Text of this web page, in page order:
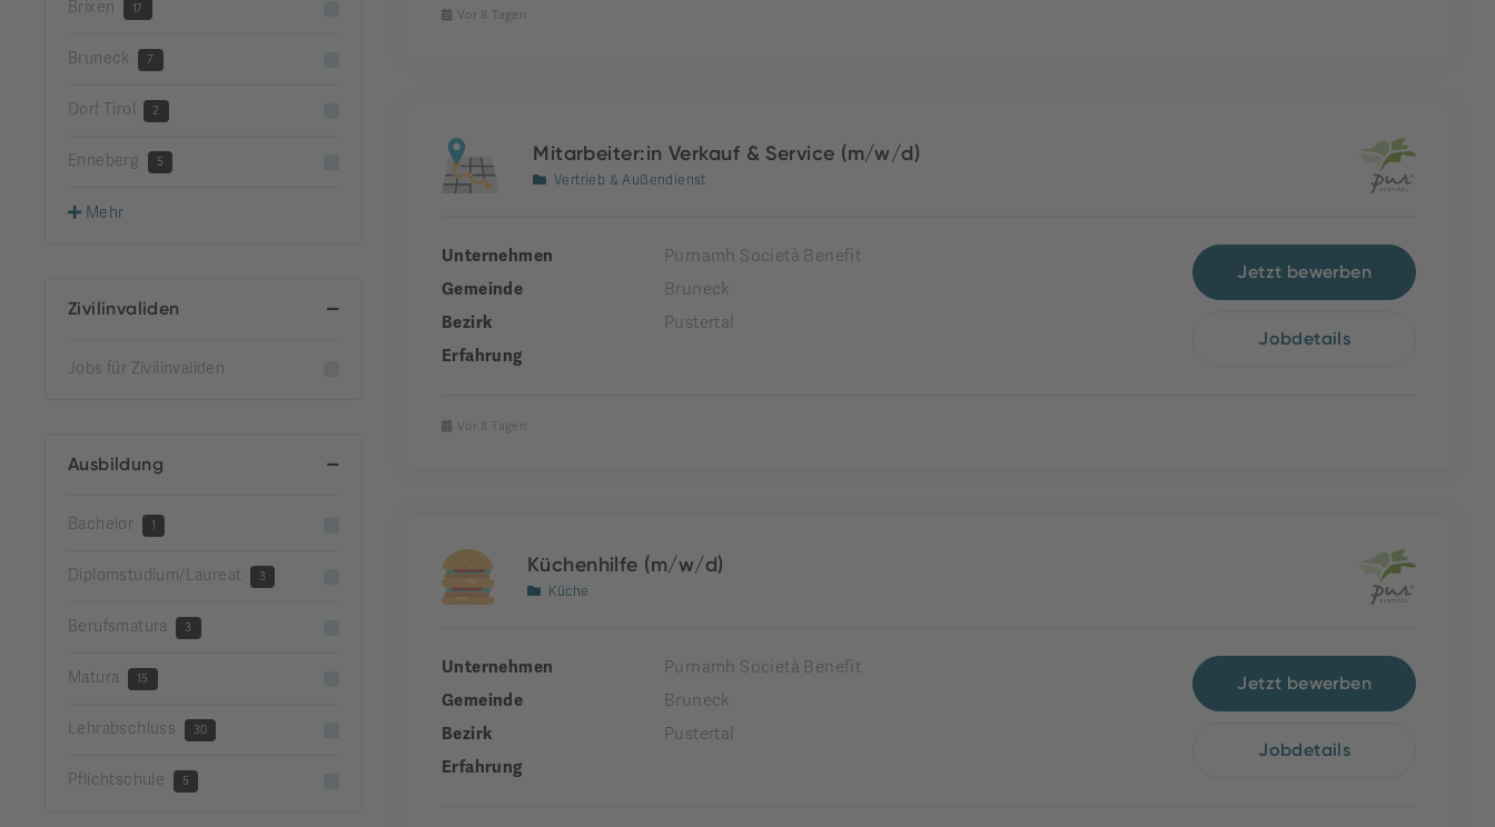
Brixen 17
Bruneck 7
Dorf Tirol 2
Enneberg 5
Mehr
Zivilinvaliden
Jobs für Zivilinvaliden
Ausbildung
Bachelor 1
Diplomstudium/Laureat 3
Berufsmatura 3
Matura 15
Lehrabschluss 30
Pflichtschule 5
Vor 8 Tagen
Mitarbeiter:in Verkauf & Service (m/w/d)
Vertrieb & Außendienst
Unternehmen
Purnamh Società Benefit
Gemeinde
Bruneck
Bezirk
Pustertal
Erfahrung
Jetzt bewerben
Jobdetails
Vor 8 Tagen
Küchenhilfe (m/w/d)
Küche
Unternehmen
Purnamh Società Benefit
Gemeinde
Bruneck
Bezirk
Pustertal
Erfahrung
Jetzt bewerben
Jobdetails